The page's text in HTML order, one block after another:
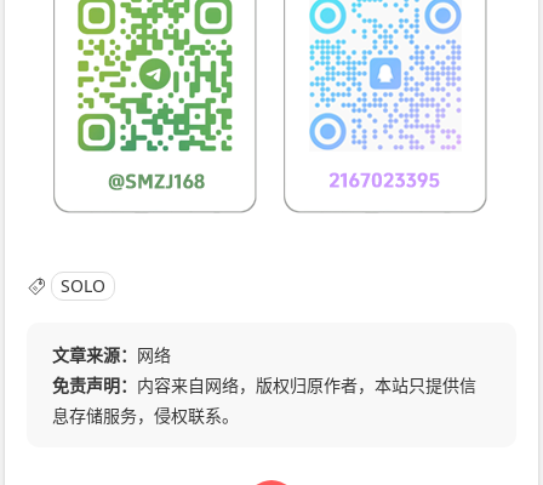
SOLO
文章来源： 网络
免责声明： 内容来自网络，版权归原作者，本站只提供信
息存储服务，侵权联系。